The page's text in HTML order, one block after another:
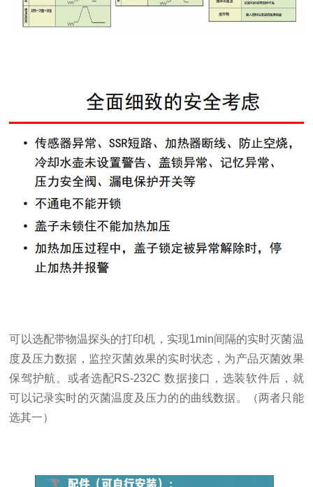
可以选配带物温探头的打印机，实现1min间隔的实时灭菌温
度及压力数据，监控灭菌效果的实时状态，为产品灭菌效果
保驾护航。或者选配RS-232C 数据接口，选装软件后，就
可以记录实时的灭菌温度及压力的的曲线数据。（两者只能
选其一）